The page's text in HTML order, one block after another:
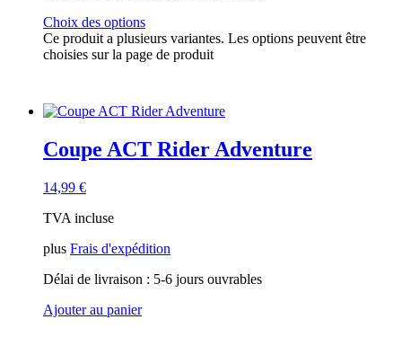
Choix des options
Ce produit a plusieurs variantes. Les options peuvent être
choisies sur la page de produit
Coupe ACT Rider Adventure
14,99 €
TVA incluse
plus Frais d'expédition
Délai de livraison : 5-6 jours ouvrables
Ajouter au panier